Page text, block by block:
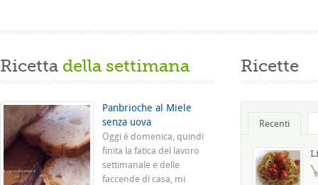
Ricetta della settimana
Panbrioche al Miele
senza uova
Oggi è domenica, quindi
finita la fatica del lavoro
settimanale e delle
faccende di casa, mi
Ricette
Recenti